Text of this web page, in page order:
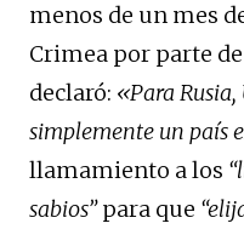
menos de un mes
Crimea por parte
declaró: «Para
simplemente un país
llamamiento a los
sabios”para que